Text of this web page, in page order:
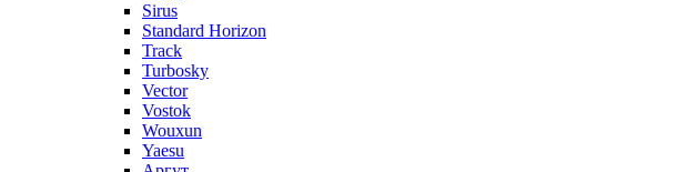
Sirus
Standard Horizon
Track
Turbosky
Vector
Vostok
Wouxun
Yaesu